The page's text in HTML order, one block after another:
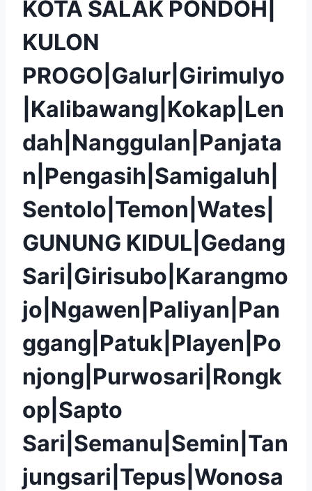
KOTA SALAK PONDOH|
KULON
PROGO|Galur|Girimulyo
|Kalibawang|Kokap|Len
dah|Nanggulan|Panjata
n|Pengasih|Samigaluh|
Sentolo|Temon|Wates|
GUNUNG KIDUL|Gedang
Sari|Girisubo|Karangmo
jo|Ngawen|Paliyan|Pan
ggang|Patuk|Playen|Po
njong|Purwosari|Rongk
op|Sapto
Sari|Semanu|Semin|Tan
jungsari|Tepus|Wonosa